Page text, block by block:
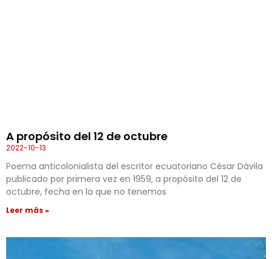
A propósito del 12 de octubre
2022-10-13
Poema anticolonialista del escritor ecuatoriano César Dávila
publicado por primera vez en 1959, a propósito del 12 de
octubre, fecha en la que no tenemos
Leer más »